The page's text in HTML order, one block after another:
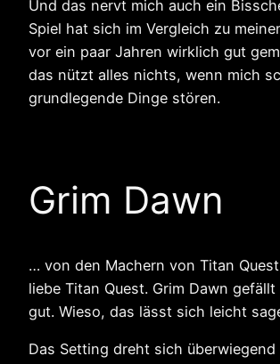
Und das nervt mich auch ein
Spiel hat sich im Vergleich zu
vor ein paar Jahren wirklich gut
das nützt alles nichts, wenn mich
grundlegende Dinge stören.
Grim Dawn
… von den Machern von Titan
liebe Titan Quest. Grim Dawn
gut. Wieso, das lässt sich leicht
Das Setting dreht sich überwiegend